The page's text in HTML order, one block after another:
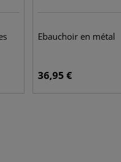
Ebauchoir en métal
36,95 €